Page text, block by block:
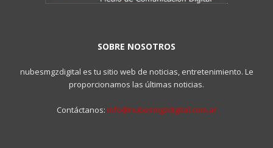
SOBRE NOSOTROS
nubesmgzdigital es tu sitio web de noticias, entretenimiento. Le
proporcionamos las últimas noticias.
Contáctanos: info@nubesmgzdigital.com.ar